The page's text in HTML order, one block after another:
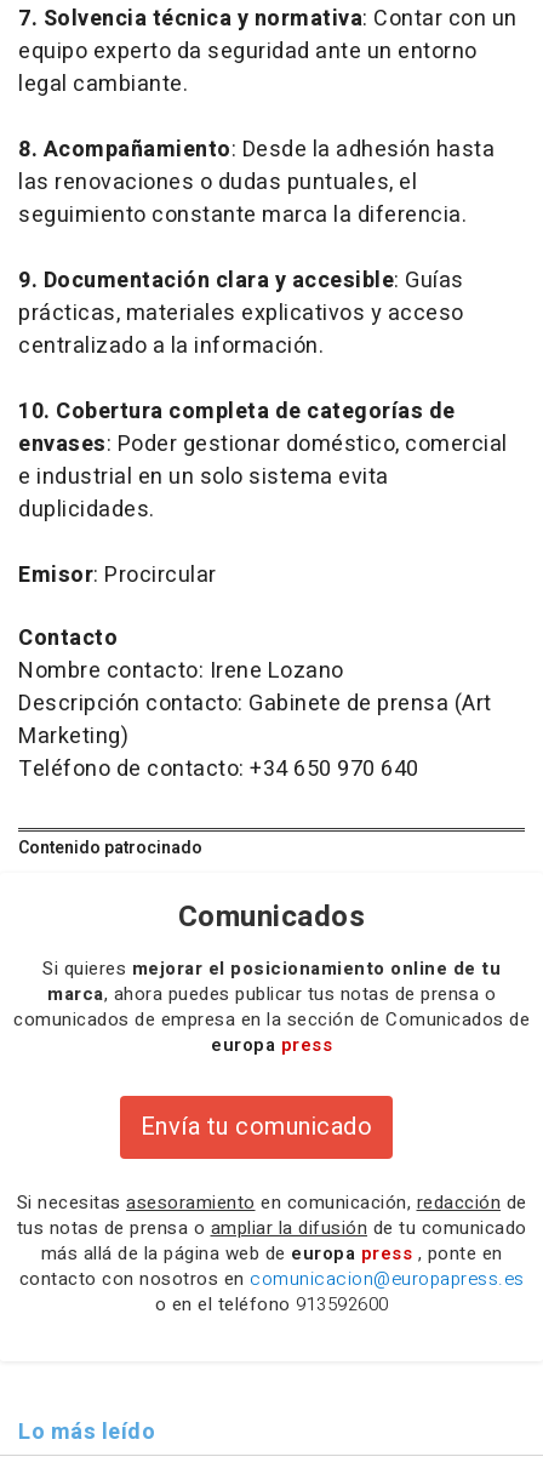
7. Solvencia técnica y normativa: Contar con un
equipo experto da seguridad ante un entorno
legal cambiante.
8. Acompañamiento: Desde la adhesión hasta
las renovaciones o dudas puntuales, el
seguimiento constante marca la diferencia.
9. Documentación clara y accesible: Guías
prácticas, materiales explicativos y acceso
centralizado a la información.
10. Cobertura completa de categorías de
envases: Poder gestionar doméstico, comercial
e industrial en un solo sistema evita
duplicidades.
Emisor: Procircular
Contacto
Nombre contacto: Irene Lozano
Descripción contacto: Gabinete de prensa (Art
Marketing)
Teléfono de contacto: +34 650 970 640
Contenido patrocinado
Comunicados
Si quieres mejorar el posicionamiento online de tu
marca, ahora puedes publicar tus notas de prensa o
comunicados de empresa en la sección de Comunicados de
europa press
Envía tu comunicado
Si necesitas asesoramiento en comunicación, redacción de
tus notas de prensa o ampliar la difusión de tu comunicado
más allá de la página web de europa press , ponte en
contacto con nosotros en comunicacion@europapress.es
o en el teléfono 913592600
Lo más leído